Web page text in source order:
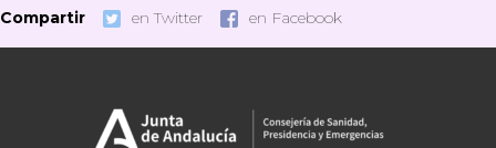
Compartir en Twitter en Facebook